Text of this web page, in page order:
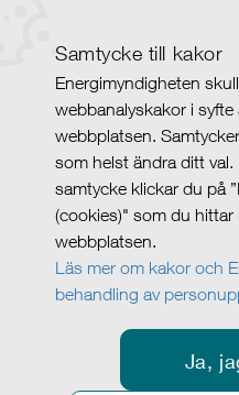
Samtycke till kakor
Energimyndigheten
webbanalyskakor i
webbplatsen.
som helst ändra ditt
samtycke klickar du på
(cookies)" som du
webbplatsen.
Läs mer om kakor och
behandling av
Ja,